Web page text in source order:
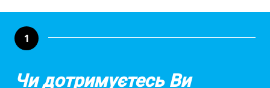
1
Чи дотримуєтесь Ви